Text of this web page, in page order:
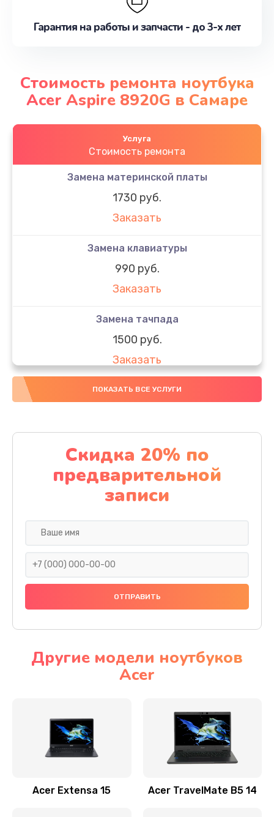
Гарантия на работы и запчасти - до 3-х лет
Стоимость ремонта ноутбука
Acer Aspire 8920G в Самаре
Услуга
Стоимость ремонта
Замена материнской платы
1730 руб.
Заказать
Замена клавиатуры
990 руб.
Заказать
Замена тачпада
1500 руб.
Заказать
Замена южного моста
Заказать
Чистка от пыли
1060 руб.
Заказать
Ремонт подсветки
Настройка BIOS
Замена видеочипа
Заказать
ПОКАЗАТЬ ВСЕ УСЛУГИ
Скидка 20% по
предварительной
записи
Другие модели ноутбуков
Acer
Acer Extensa 15 Acer TravelMate B5 14